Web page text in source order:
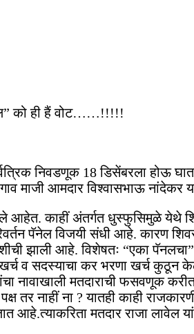
को ही हैं वोट……!!!!!
निवडणूक 18 डिसेंबरला होऊ
माजी आमदार विश्वासभाऊ
आहेत. काहीं अंतर्गत धुस्फुसिमुळे
पॅनेल विजयी संधी आहे. कारण
झाली आहे. विशेषतः “एका पॅनलचा”
व सदस्याचा कर भरणा खर्च कुठून
नावाखाली मतदाराची फसवणूक
तर नाहीं ना ? यातही काही
आहे.त्याकरिता मतदार राजा लावेल